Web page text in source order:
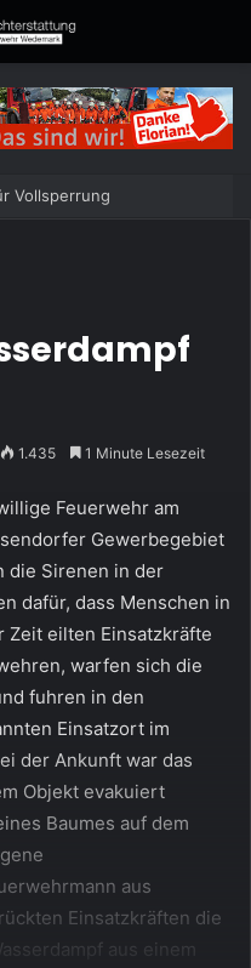
Vollsperrung
1.435 1 Minute Lesezeit
Feuerwehr am
Gewerbegebiet
die Sirenen in der
dafür, dass Menschen in
Zeit eilten Einsatzkräfte
warfen sich die
fuhren in den
Einsatzort im
der Ankunft war das
Objekt evakuiert
Baumes auf dem
aus
Einsatzkräften die
aus einem